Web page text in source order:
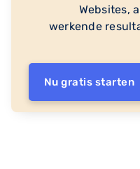
Websites,
werkende
Nu gratis starten